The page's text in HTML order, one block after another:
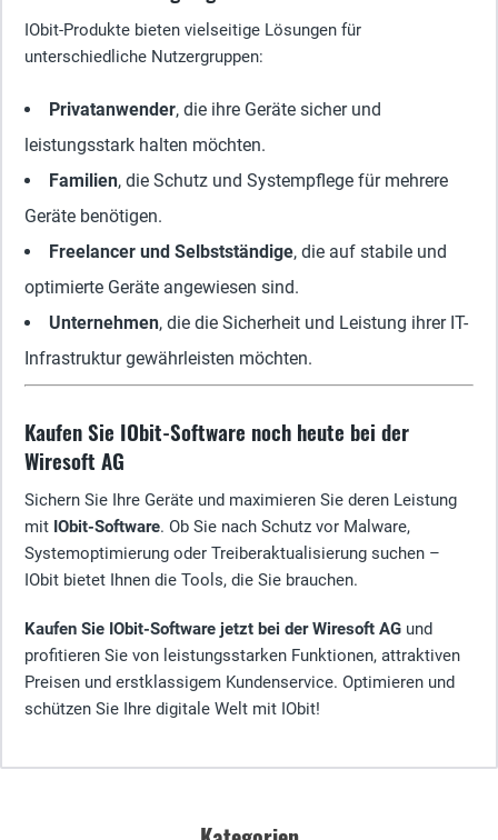
IObit-Produkte bieten vielseitige Lösungen für
unterschiedliche Nutzergruppen:
Privatanwender, die ihre Geräte sicher und
leistungsstark halten möchten.
Familien, die Schutz und Systempflege für mehrere
Geräte benötigen.
Freelancer und Selbstständige, die auf stabile und
optimierte Geräte angewiesen sind.
Unternehmen, die die Sicherheit und Leistung ihrer IT-
Infrastruktur gewährleisten möchten.
Kaufen Sie IObit-Software noch heute bei der
Wiresoft AG
Sichern Sie Ihre Geräte und maximieren Sie deren Leistung
mit IObit-Software. Ob Sie nach Schutz vor Malware,
Systemoptimierung oder Treiberaktualisierung suchen –
IObit bietet Ihnen die Tools, die Sie brauchen.
Kaufen Sie IObit-Software jetzt bei der Wiresoft AG und
profitieren Sie von leistungsstarken Funktionen, attraktiven
Preisen und erstklassigem Kundenservice. Optimieren und
schützen Sie Ihre digitale Welt mit IObit!